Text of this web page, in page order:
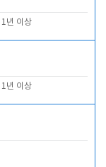
1년 이상
1년 이상